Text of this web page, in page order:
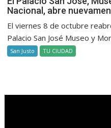
Nacional, abre
El viernes 8 de octubre
Palacio San José Museo y
San Justo TU CIUDAD